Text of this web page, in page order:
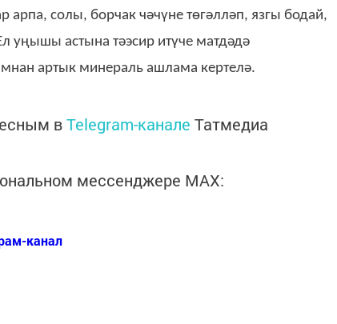
солы, борчак чәчүне төгәлләп, язгы бодай,
уңышы астына тәэсир итүче матдәдә
артык минераль ашлама кертелә.
вTelegram-канале Татмедиа
мессенджере MАХ:
канал